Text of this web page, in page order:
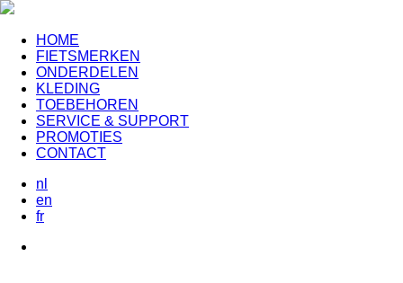
HOME
FIETSMERKEN
ONDERDELEN
KLEDING
TOEBEHOREN
SERVICE & SUPPORT
PROMOTIES
CONTACT
nl
en
fr